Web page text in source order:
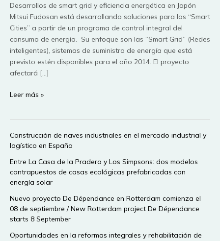
Desarrollos de smart grid y eficiencia energética en Japón
Mitsui Fudosan está desarrollando soluciones para las “Smart
Cities” a partir de un programa de control integral del
consumo de energía. Su enfoque son las “Smart Grid” (Redes
inteligentes), sistemas de suministro de energía que está
previsto estén disponibles para el año 2014. El proyecto
afectará […]
Concepto
de
Comunidad
Inteligente”
Leer más »
Construcción de naves industriales en el mercado industrial y
logístico en España
Entre La Casa de la Pradera y Los Simpsons: dos modelos
contrapuestos de casas ecológicas prefabricadas con
energía solar
Nuevo proyecto De Dépendance en Rotterdam comienza el
08 de septiembre / New Rotterdam project De Dépendance
starts 8 September
Oportunidades en la reformas integrales y rehabilitación de